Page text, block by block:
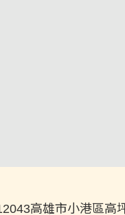
高雄市小港區高